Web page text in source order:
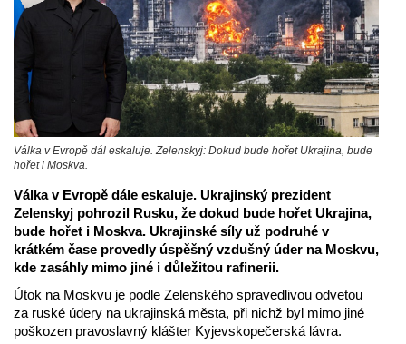
Válka v Evropě dál eskaluje. Zelenskyj: Dokud bude hořet Ukrajina, bude
hořet i Moskva.
Válka v Evropě dále eskaluje. Ukrajinský prezident
Zelenskyj pohrozil Rusku, že dokud bude hořet Ukrajina,
bude hořet i Moskva. Ukrajinské síly už podruhé v
krátkém čase provedly úspěšný vzdušný úder na Moskvu,
kde zasáhly mimo jiné i důležitou rafinerii.
Útok na Moskvu je podle Zelenského spravedlivou odvetou
za ruské údery na ukrajinská města, při nichž byl mimo jiné
poškozen pravoslavný klášter Kyjevskopečerská lávra.